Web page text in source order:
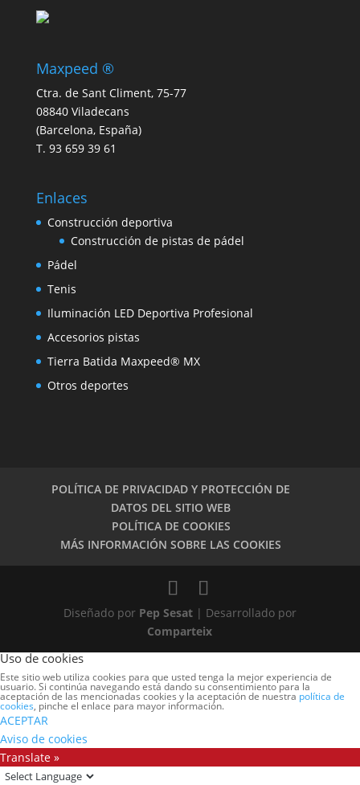
Maxpeed ®
Ctra. de Sant Climent, 75-77
08840 Viladecans
(Barcelona, España)
T. 93 659 39 61
Enlaces
Construcción deportiva
Construcción de pistas de pádel
Pádel
Tenis
Iluminación LED Deportiva Profesional
Accesorios pistas
Tierra Batida Maxpeed® MX
Otros deportes
POLÍTICA DE PRIVACIDAD Y PROTECCIÓN DE
DATOS DEL SITIO WEB
POLÍTICA DE COOKIES
MÁS INFORMACIÓN SOBRE LAS COOKIES
Diseñado por Pep Sesat| Desarrollado por
Comparteix
Uso de cookies
Este sitio web utiliza cookies para que usted tenga la mejor experiencia de
usuario. Si continúa navegando está dando su consentimiento para la
aceptación de las mencionadas cookies y la aceptación de nuestra política de
cookies, pinche el enlace para mayor información.
ACEPTAR
Aviso de cookies
Translate »